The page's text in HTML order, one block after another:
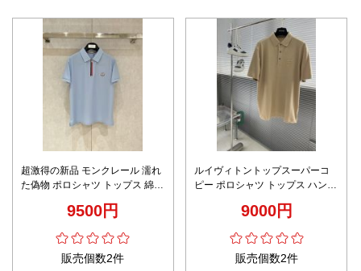
超激得の新品 モンクレール 濡れ
た偽物 ポロシャツ トップス 綿
9500円
販売個数2件
ルイヴィトントップスーパーコ
ピー ポロシャツ トップス ハンサ
9000円
販売個数2件